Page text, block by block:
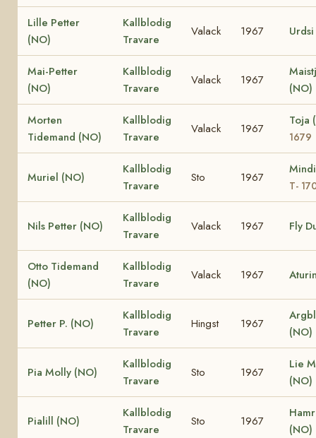
Lille Petter
(NO)
Kallblodig
Travare
Valack 1967
Mai-Petter
(NO)
Kallblodig
Travare
Valack 1967
(NO)
Morten
Tidemand (NO)
Kallblodig
Travare
Valack 1967
Toja
1679
Muriel (NO)
Kallblodig
Travare
Sto 1967
T-
Nils Petter (NO)
Kallblodig
Travare
Valack 1967 Fly
Otto Tidemand
(NO)
Kallblodig
Travare
Valack 1967
Petter P. (NO)
Kallblodig
Travare
Hingst 1967
(NO)
Pia Molly (NO)
Kallblodig
Travare
Sto 1967
Lie
(NO)
Pialill (NO)
Kallblodig
Travare
Sto 1967
(NO)